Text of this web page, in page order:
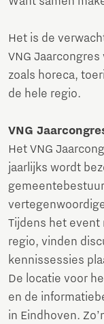
Het is de
VNG
zoals horeca,
de hele regio.
VNG
Het VNG
jaarlijks wordt
Tijdens het event
regio, vinden
kennissessies
De locatie voor
en de
in Eindhoven.